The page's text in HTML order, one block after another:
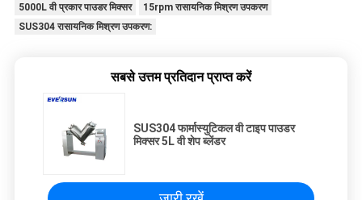
5000L वी प्रकार पाउडर मिक्सर
15rpm रासायनिक मिश्रण उपकरण
SUS304 रासायनिक मिश्रण उपकरण:
सबसे उत्तम प्रतिदान प्राप्त करें
SUS304 फार्मास्युटिकल वी टाइप पाउडर
मिक्सर 5L वी शेप ब्लेंडर